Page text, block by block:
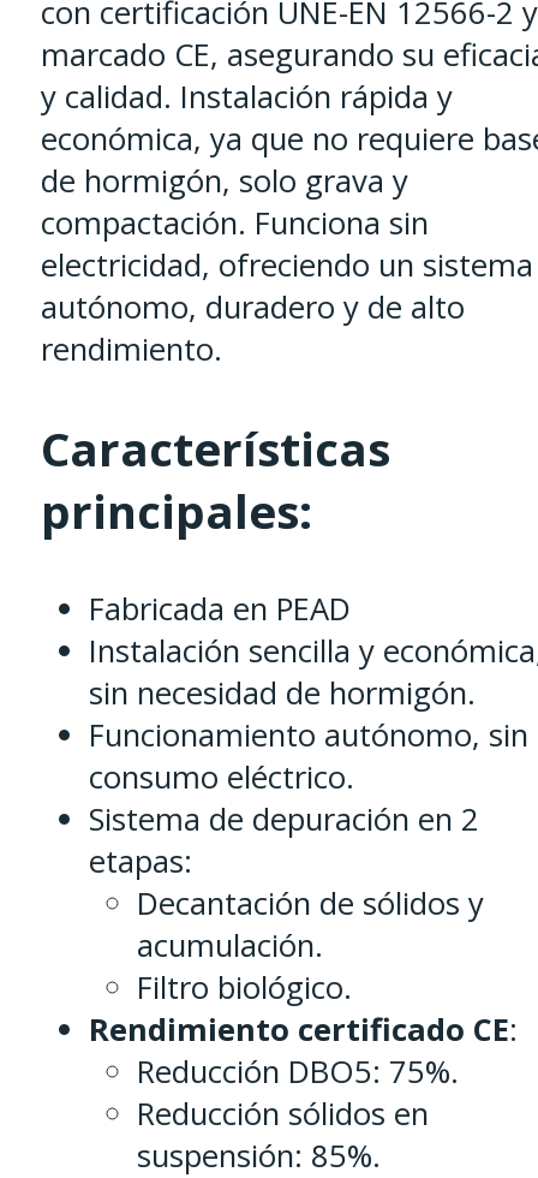
con certificación UNE-EN 12566-2 y
marcado CE, asegurando su
y calidad. Instalación rápida y
económica, ya que no requiere
de hormigón, solo grava y
compactación. Funciona sin
electricidad, ofreciendo un sistema
autónomo, duradero y de alto
rendimiento.
Características
principales:
Fabricada en PEAD
Instalación sencilla y
sin necesidad de hormigón.
Funcionamiento autónomo, sin
consumo eléctrico.
Sistema de depuración en 2
etapas:
Decantación de sólidos y
acumulación.
Filtro biológico.
Rendimiento certificado CE:
Reducción DBO5: 75%.
Reducción sólidos en
suspensión: 85%.